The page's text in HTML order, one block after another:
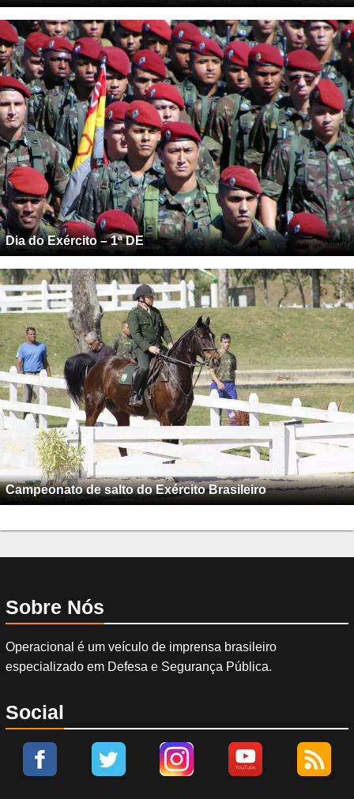
Dia do Exército – 1ª DE
Campeonato de salto do Exército Brasileiro
Sobre Nós
Operacional é um veículo de imprensa brasileiro
especializado em Defesa e Segurança Pública.
Social